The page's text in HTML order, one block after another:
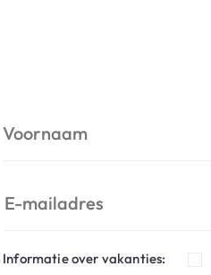
Informatie over vakanties: